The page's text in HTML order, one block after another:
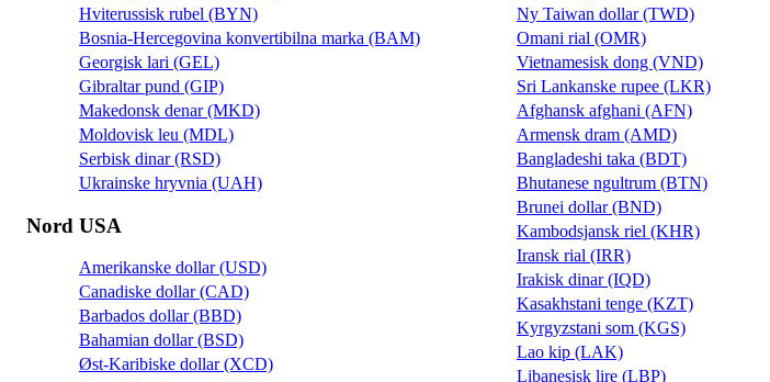
Hviterussisk rubel (BYN)
Bosnia-Hercegovina konvertibilna marka (BAM)
Georgisk lari (GEL)
Gibraltar pund (GIP)
Makedonsk denar (MKD)
Moldovisk leu (MDL)
Serbisk dinar (RSD)
Ukrainske hryvnia (UAH)
Nord USA
Amerikanske dollar (USD)
Canadiske dollar (CAD)
Barbados dollar (BBD)
Bahamian dollar (BSD)
Øst-Karibiske dollar (XCD)
Ny Taiwan dollar (TWD)
Omani rial (OMR)
Vietnamesisk dong (VND)
Sri Lankanske rupee (LKR)
Afghansk afghani (AFN)
Armensk dram (AMD)
Bangladeshi taka (BDT)
Bhutanese ngultrum (BTN)
Brunei dollar (BND)
Kambodsjansk riel (KHR)
Iransk rial (IRR)
Irakisk dinar (IQD)
Kasakhstani tenge (KZT)
Kyrgyzstani som (KGS)
Lao kip (LAK)
Libanesisk lire (LBP)